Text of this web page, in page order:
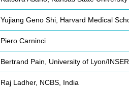
Yujiang Geno Shi, Harvard Medical
Piero Carninci
Bertrand Pain, University of Lyon/
Raj Ladher, NCBS, India